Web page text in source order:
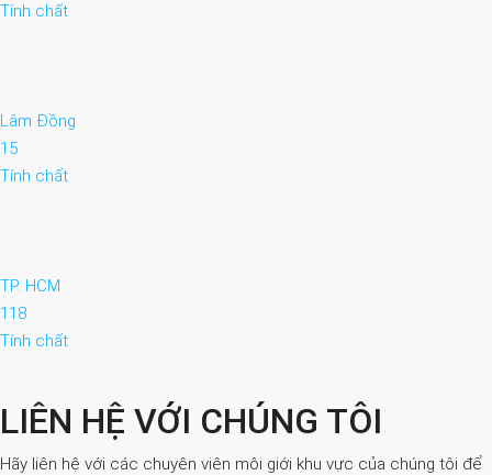
Tính chất
Lâm Đồng
15
Tính chất
TP. HCM
118
Tính chất
LIÊN HỆ VỚI CHÚNG TÔI
Hãy liên hệ với các chuyên viên môi giới khu vực của chúng tôi để